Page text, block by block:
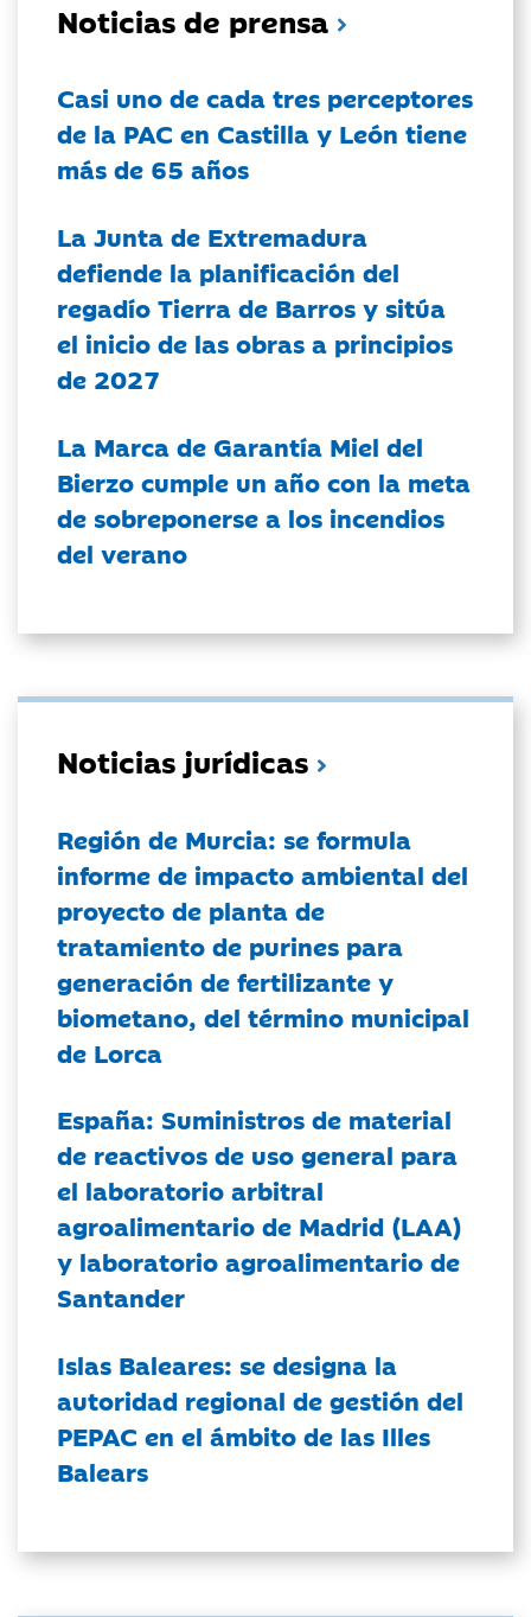
Noticias de prensa
Casi uno de cada tres perceptores
de la PAC en Castilla y León tiene
más de 65 años
La Junta de Extremadura
defiende la planificación del
regadío Tierra de Barros y sitúa
el inicio de las obras a principios
de 2027
La Marca de Garantía Miel del
Bierzo cumple un año con la meta
de sobreponerse a los incendios
del verano
Noticias jurídicas
Región de Murcia: se formula
informe de impacto ambiental del
proyecto de planta de
tratamiento de purines para
generación de fertilizante y
biometano, del término municipal
de Lorca
España: Suministros de material
de reactivos de uso general para
el laboratorio arbitral
agroalimentario de Madrid (LAA)
y laboratorio agroalimentario de
Santander
Islas Baleares: se designa la
autoridad regional de gestión del
PEPAC en el ámbito de las Illes
Balears